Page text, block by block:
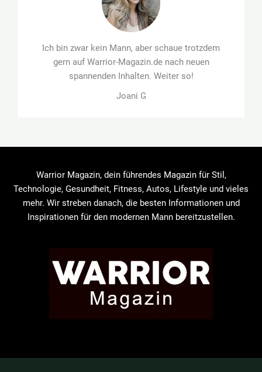
Ich bin zwar kein Mann, aber schaue trotzdem
gern auf Warrior-Magazin.de nach neuen
spannenden Inhalten. Weiter so!
Joani G
Warrior Magazin, dein führendes Magazin für Stil,
Technologie, Gesundheit, Fitness, Autos, Lifestyle und vieles
mehr. Wir streben danach, die besten Informationen und
Inspirationen für den modernen Mann bereitzustellen.